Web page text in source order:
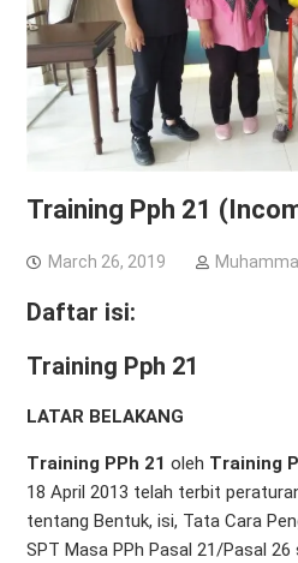
Training Pph 21
March 26, 2019
Daftar isi:
Training Pph 21
LATAR BELAKANG
Training PPh 21 oleh Training
18 April 2013 telah terbit
tentang Bentuk, isi, Tata Cara
SPT Masa PPh Pasal 21/Pasal